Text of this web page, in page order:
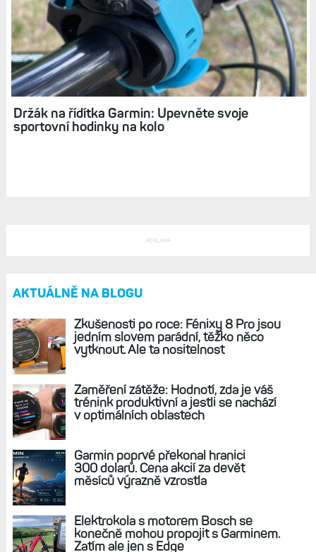
Recenze Edge 25: Základní cyklopočítač, který
Garmin „zabil“ uvedením modelu Edge 130
Držák na řídítka Garmin: Upevněte svoje
sportovní hodinky na kolo